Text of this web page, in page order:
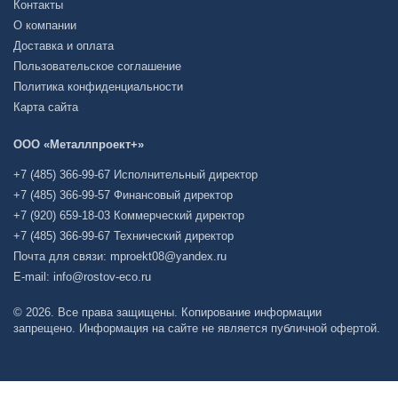
Контакты
О компании
Доставка и оплата
Пользовательское соглашение
Политика конфиденциальности
Карта сайта
ООО «Металлпроект+»
+7 (485) 366-99-67 Исполнительный директор
+7 (485) 366-99-57 Финансовый директор
+7 (920) 659-18-03 Коммерческий директор
+7 (485) 366-99-67 Технический директор
Почта для связи: mproekt08@yandex.ru
E-mail: info@rostov-eco.ru
© 2026. Все права защищены. Копирование информации
запрещено. Информация на сайте не является публичной офертой.